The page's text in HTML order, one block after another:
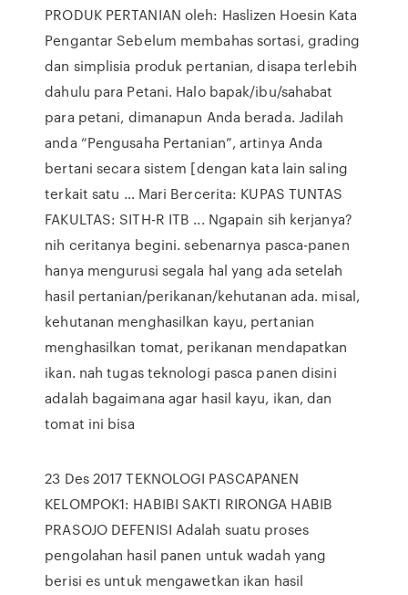
PRODUK PERTANIAN oleh: Haslizen Hoesin Kata
Pengantar Sebelum membahas sortasi, grading
dan simplisia produk pertanian, disapa terlebih
dahulu para Petani. Halo bapak/ibu/sahabat
para petani, dimanapun Anda berada. Jadilah
anda “Pengusaha Pertanian”, artinya Anda
bertani secara sistem [dengan kata lain saling
terkait satu … Mari Bercerita: KUPAS TUNTAS
FAKULTAS: SITH-R ITB ... Ngapain sih kerjanya?
nih ceritanya begini. sebenarnya pasca-panen
hanya mengurusi segala hal yang ada setelah
hasil pertanian/perikanan/kehutanan ada. misal,
kehutanan menghasilkan kayu, pertanian
menghasilkan tomat, perikanan mendapatkan
ikan. nah tugas teknologi pasca panen disini
adalah bagaimana agar hasil kayu, ikan, dan
tomat ini bisa
23 Des 2017 TEKNOLOGI PASCAPANEN
KELOMPOK1: HABIBI SAKTI RIRONGA HABIB
PRASOJO DEFENISI Adalah suatu proses
pengolahan hasil panen untuk wadah yang
berisi es untuk mengawetkan ikan hasil